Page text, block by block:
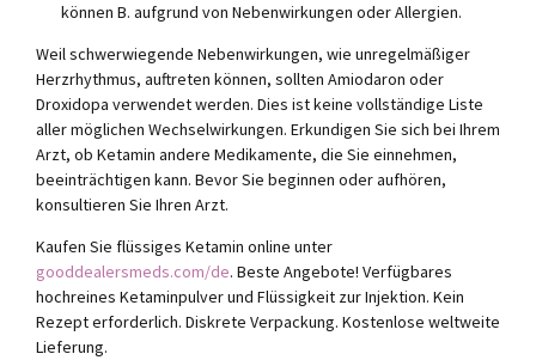
können B. aufgrund von Nebenwirkungen oder Allergien.
Weil schwerwiegende Nebenwirkungen, wie unregelmäßiger
Herzrhythmus, auftreten können, sollten Amiodaron oder
Droxidopa verwendet werden. Dies ist keine vollständige Liste
aller möglichen Wechselwirkungen. Erkundigen Sie sich bei Ihrem
Arzt, ob Ketamin andere Medikamente, die Sie einnehmen,
beeinträchtigen kann. Bevor Sie beginnen oder aufhören,
konsultieren Sie Ihren Arzt.
Kaufen Sie flüssiges Ketamin online unter
gooddealersmeds.com/de. Beste Angebote! Verfügbares
hochreines Ketaminpulver und Flüssigkeit zur Injektion. Kein
Rezept erforderlich. Diskrete Verpackung. Kostenlose weltweite
Lieferung.